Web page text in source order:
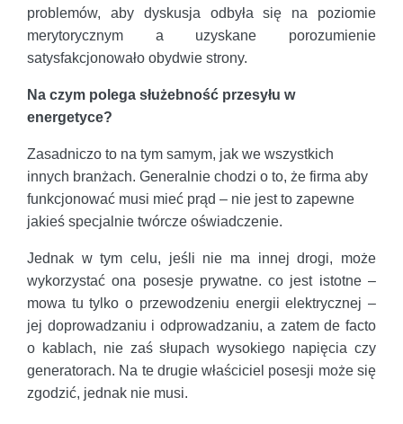
problemów, aby dyskusja odbyła się na poziomie
merytorycznym a uzyskane porozumienie
satysfakcjonowało obydwie strony.
Na czym polega służebność przesyłu w
energetyce?
Zasadniczo to na tym samym, jak we wszystkich
innych branżach. Generalnie chodzi o to, że firma aby
funkcjonować musi mieć prąd – nie jest to zapewne
jakieś specjalnie twórcze oświadczenie.
Jednak w tym celu, jeśli nie ma innej drogi, może
wykorzystać ona posesje prywatne. co jest istotne –
mowa tu tylko o przewodzeniu energii elektrycznej –
jej doprowadzaniu i odprowadzaniu, a zatem de facto
o kablach, nie zaś słupach wysokiego napięcia czy
generatorach. Na te drugie właściciel posesji może się
zgodzić, jednak nie musi.